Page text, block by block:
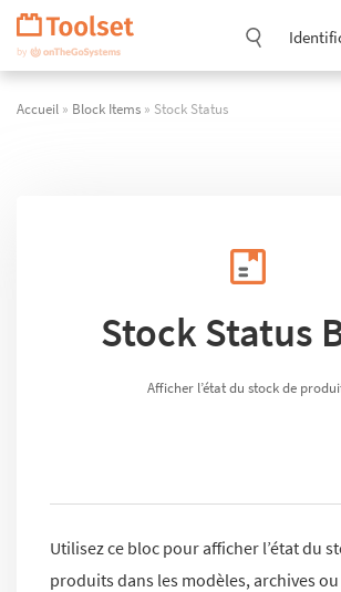
Passer
navigation
Accueil » Block Items » Stock Status
Stock Status
Afficher l’état du stock de
Utilisez ce bloc pour afficher l’état du
produits dans les modèles, archives